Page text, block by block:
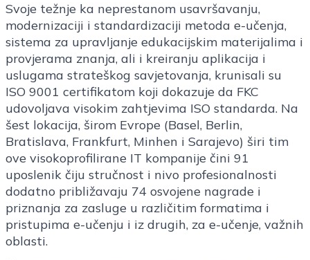
Svoje težnje ka neprestanom usavršavanju,
modernizaciji i standardizaciji metoda e-učenja,
sistema za upravljanje edukacijskim materijalima i
provjerama znanja, ali i kreiranju aplikacija i
uslugama strateškog savjetovanja, krunisali su
ISO 9001 certifikatom koji dokazuje da FKC
udovoljava visokim zahtjevima ISO standarda. Na
šest lokacija, širom Evrope (Basel, Berlin,
Bratislava, Frankfurt, Minhen i Sarajevo) širi tim
ove visokoprofilirane IT kompanije čini 91
uposlenik čiju stručnost i nivo profesionalnosti
dodatno približavaju 74 osvojene nagrade i
priznanja za zasluge u različitim formatima i
pristupima e-učenju i iz drugih, za e-učenje, važnih
oblasti.